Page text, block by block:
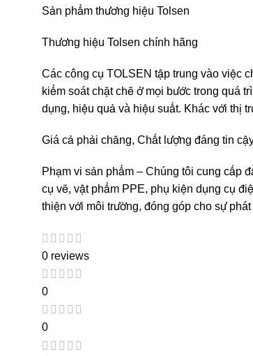
Sản phẩm thương hiệu Tolsen
Thương hiệu Tolsen chính hãng
Các công cụ TOLSEN tập trung vào việc
kiểm soát chặt chẽ ở mọi bước trong quá
dụng, hiệu quả và hiệu suất. Khác với thị
Giá cả phải chăng, Chất lượng đáng tin
Phạm vi sản phẩm – Chúng tôi cung cấp
cụ vẽ, vật phẩm PPE, phụ kiện dụng cụ
thiện với môi trường, đóng góp cho sự
0 reviews
0
0